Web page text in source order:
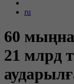
ru
60
21 млрд